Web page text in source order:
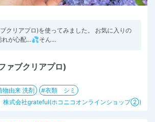
クリアプロ)を使ってみました。 お気に入りの
れが心配…💦そん...
ァブクリアプロ)
物由来 洗剤
衣類 シミ
株式会社grateful(ホコニコオンラインショップ②)